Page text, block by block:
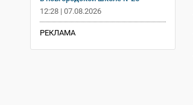
12:28 | 07.08.2026
РЕКЛАМА